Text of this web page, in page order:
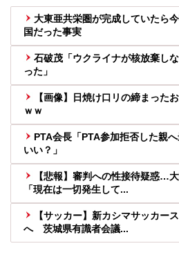
大東亜共栄圏が完成していたら
国だった事実
石破茂「ウクライナが核放棄し
った」
【画像】日焼け口リの締まった
ｗｗ
PTA会長「PTA参加拒否した親
いい？」
【悲報】審判への性接待疑惑…
「現在は一切発生して...
【サッカー】新カシマサッカー
へ 茨城県有識者会議...